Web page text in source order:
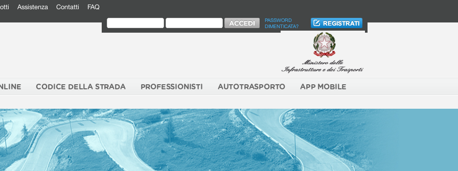
Assistenza Contatti FAQ
PASSWORD
DIMENTICATA?
CODICE DELLA STRADA PROFESSIONISTI AUTOTRASPORTO APP MOBILE